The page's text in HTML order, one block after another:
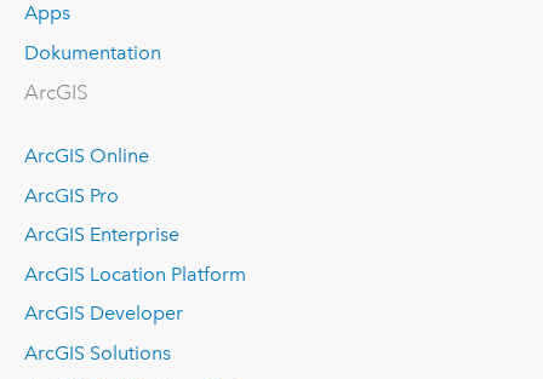
Apps
Dokumentation
ArcGIS
ArcGIS Online
ArcGIS Pro
ArcGIS Enterprise
ArcGIS Location Platform
ArcGIS Developer
ArcGIS Solutions